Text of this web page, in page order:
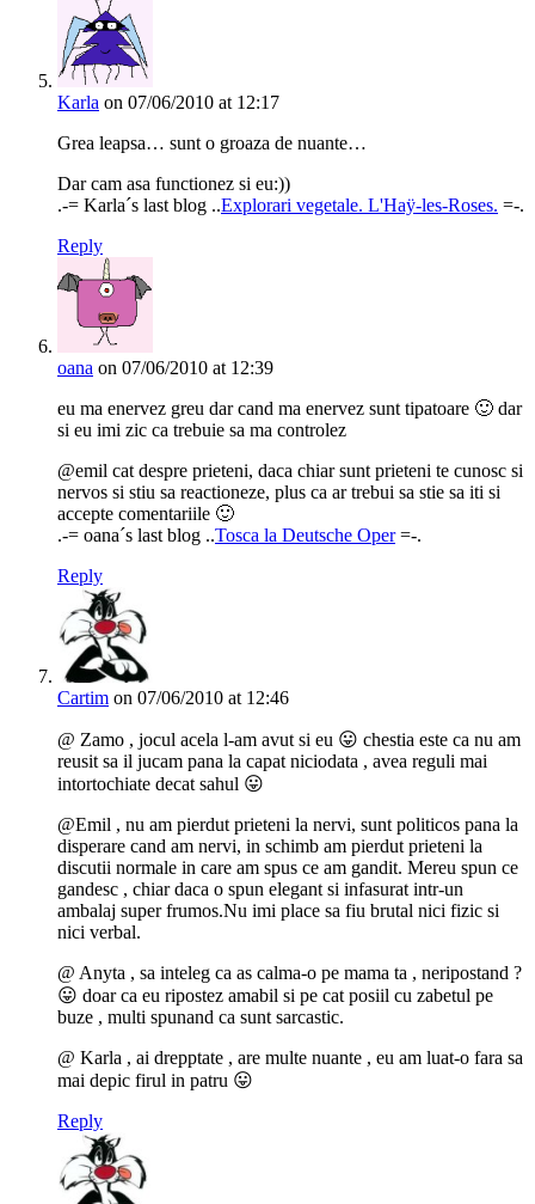
Karla on 07/06/2010 at 12:17
Grea leapsa… sunt o groaza de nuante…
Dar cam asa functionez si eu:))
.-= Karla´s last blog ..Explorari vegetale. L'Haÿ-les-Roses. =-.
Reply
oana on 07/06/2010 at 12:39
eu ma enervez greu dar cand ma enervez sunt tipatoare 🙂 dar
si eu imi zic ca trebuie sa ma controlez
@emil cat despre prieteni, daca chiar sunt prieteni te cunosc si
nervos si stiu sa reactioneze, plus ca ar trebui sa stie sa iti si
accepte comentariile 🙂
.-= oana´s last blog ..Tosca la Deutsche Oper=-.
Reply
Cartim on 07/06/2010 at 12:46
@ Zamo , jocul acela l-am avut si eu 😛 chestia este ca nu am
reusit sa il jucam pana la capat niciodata , avea reguli mai
intortochiate decat sahul 😛
@Emil , nu am pierdut prieteni la nervi, sunt politicos pana la
disperare cand am nervi, in schimb am pierdut prieteni la
discutii normale in care am spus ce am gandit. Mereu spun ce
gandesc , chiar daca o spun elegant si infasurat intr-un
ambalaj super frumos.Nu imi place sa fiu brutal nici fizic si
nici verbal.
@ Anyta , sa inteleg ca as calma-o pe mama ta , neripostand ?
😛 doar ca eu ripostez amabil si pe cat posiil cu zabetul pe
buze , multi spunand ca sunt sarcastic.
@ Karla , ai drepptate , are multe nuante , eu am luat-o fara sa
mai depic firul in patru 😛
Reply